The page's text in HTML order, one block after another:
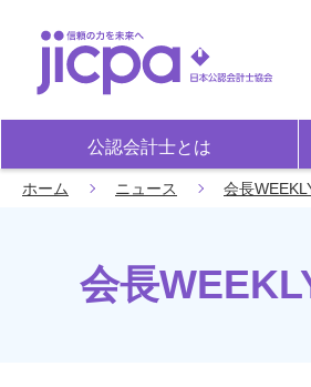
公認会計士とは
ホーム ニュース 会長
会長